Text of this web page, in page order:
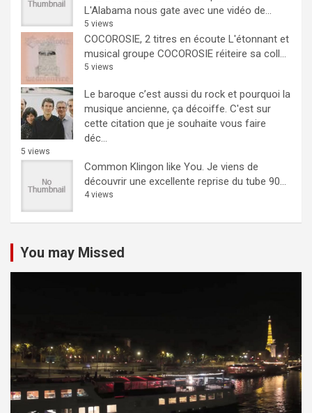
L'Alabama nous gate avec une vidéo de...
5 views
COCOROSIE, 2 titres en écoute L'étonnant et
musical groupe COCOROSIE réiteire sa coll...
5 views
Le baroque c’est aussi du rock et pourquoi la
musique ancienne, ça décoiffe. C'est sur
cette citation que je souhaite vous faire
déc...
5 views
Common Klingon like You. Je viens de
découvrir une excellente reprise du tube 90...
4 views
You may Missed